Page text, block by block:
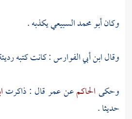
وكانأبو محمد السبيعييكذبه .
وقالابن أبي الفوارس: كانت كتبه
وحكىالحاكمعنعمرقال : ذاكرت
حديثا .